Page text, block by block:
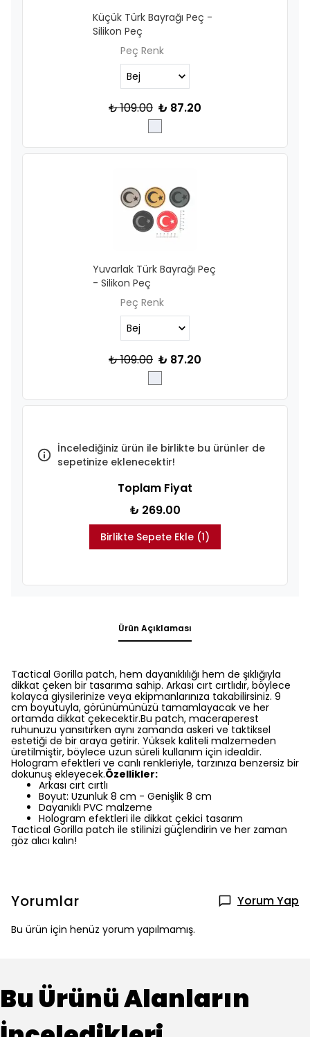
Küçük Türk Bayrağı Peç -
Silikon Peç
Peç Renk
₺ 109.00 ₺ 87.20
Yuvarlak Türk Bayrağı Peç
- Silikon Peç
Peç Renk
₺ 109.00 ₺ 87.20
İncelediğiniz ürün ile birlikte bu ürünler de
sepetinize eklenecektir!
Toplam Fiyat
₺ 269.00
Birlikte Sepete Ekle (1)
Ürün Açıklaması
Tactical Gorilla patch, hem dayanıklılığı hem de şıklığıyla
dikkat çeken bir tasarıma sahip. Arkası cırt cırtlıdır, böylece
kolayca giysilerinize veya ekipmanlarınıza takabilirsiniz. 9
cm boyutuyla, görünümünüzü tamamlayacak ve her
ortamda dikkat çekecektir.Bu patch, maceraperest
ruhunuzu yansıtırken aynı zamanda askeri ve taktiksel
estetiği de bir araya getirir. Yüksek kaliteli malzemeden
üretilmiştir, böylece uzun süreli kullanım için idealdir.
Hologram efektleri ve canlı renkleriyle, tarzınıza benzersiz bir
dokunuş ekleyecek.Özellikler:
Arkası cırt cırtlı
Boyut: Uzunluk 8 cm - Genişlik 8 cm
Dayanıklı PVC malzeme
Hologram efektleri ile dikkat çekici tasarım
Tactical Gorilla patch ile stilinizi güçlendirin ve her zaman
göz alıcı kalın!
Yorumlar Yorum Yap
Bu ürün için henüz yorum yapılmamış.
Bu Ürünü Alanların